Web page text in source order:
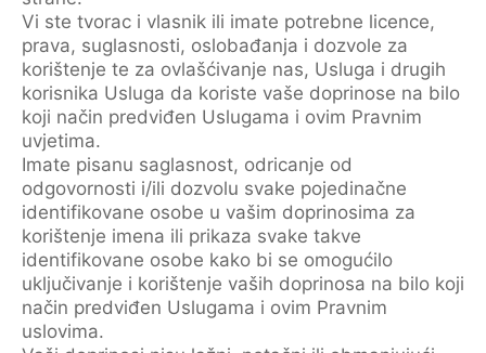
Vi ste tvorac i vlasnik ili imate potrebne licence,
prava, suglasnosti, oslobađanja i dozvole za
korištenje te za ovlašćivanje nas, Usluga i drugih
korisnika Usluga da koriste vaše doprinose na bilo
koji način predviđen Uslugama i ovim Pravnim
uvjetima.
Imate pisanu saglasnost, odricanje od
odgovornosti i/ili dozvolu svake pojedinačne
identifikovane osobe u vašim doprinosima za
korištenje imena ili prikaza svake takve
identifikovane osobe kako bi se omogućilo
uključivanje i korištenje vaših doprinosa na bilo koji
način predviđen Uslugama i ovim Pravnim
uslovima.